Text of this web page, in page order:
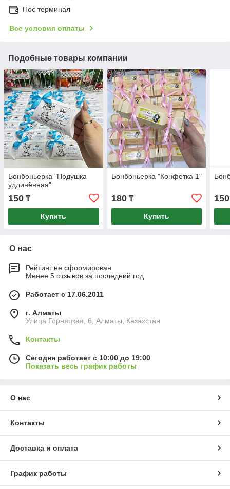
Пос терминал
Все условия оплаты
Подобные товары компании
Бонбоньерка "Подушка
удлинённая"
150 ₸
Купить
Бонбоньерка "Конфетка 1"
180₸
Купить
150
О нас
Рейтинг не сформирован
Менее 5 отзывов за последний год
Работает с 17.06.2011
г. Алматы
​Улица Горняцкая, 6, Алматы, Казахстан
Контакты
Сегодня работает с 10:00 до 19:00
Показать весь график работы
О нас
Контакты
Доставка и оплата
График работы